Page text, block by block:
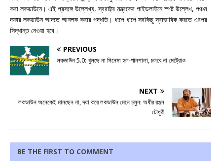
করা লকডাউনে। এই প্রসঙ্গে উল্লেখ্য, স্বরাষ্ট্র মন্ত্রকের গাইডলাইনে স্পষ্ট উল্লেখ, পঞ্চম
দফার লকডাউন আদতে আনলক করার পদ্ধতি। ধাপে ধাপে সবকিছু স্বাভাবিক করতে এরপর
সিদ্ধান্ত নেওয়া হবে।
PREVIOUS
লকডাউন 5.0: খুলছে না সিনেমা হল-পানশালা, চলবে না মেট্রোও
NEXT
লকডাউন অনেকেই মানছেন না, দয়া করে লকডাউন মেনে চলুন: অধীর রঞ্জন
চৌধুরী
BE THE FIRST TO COMMENT